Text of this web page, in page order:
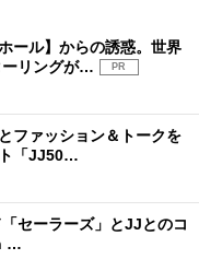
ール】からの誘惑。世界
ーリングが…
PR
ファッション＆トークを
「JJ50…
セーラーズ」とJJとのコ
…